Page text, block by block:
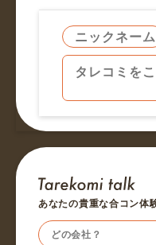
あなたの貴重な合コン体